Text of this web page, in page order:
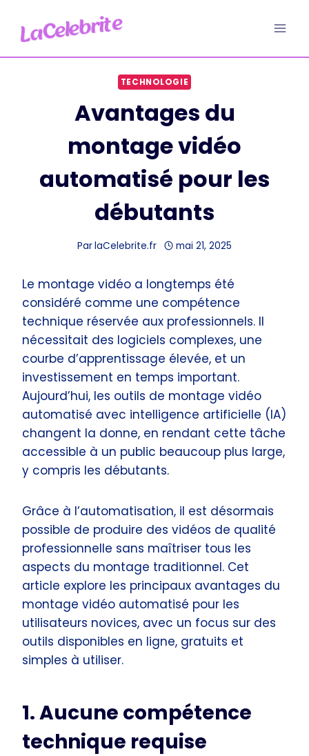
contenu
TECHNOLOGIE
Avantages du
montage vidéo
automatisé pour les
débutants
ParlaCelebrite.fr mai 21, 2025
Le montage vidéo a longtemps été
considéré comme une compétence
technique réservée aux professionnels. Il
nécessitait des logiciels complexes, une
courbe d’apprentissage élevée, et un
investissement en temps important.
Aujourd’hui, les outils de montage vidéo
automatisé avec intelligence artificielle (IA)
changent la donne, en rendant cette tâche
accessible à un public beaucoup plus large,
y compris les débutants.
Grâce à l’automatisation, il est désormais
possible de produire des vidéos de qualité
professionnelle sans maîtriser tous les
aspects du montage traditionnel. Cet
article explore les principaux avantages du
montage vidéo automatisé pour les
utilisateurs novices, avec un focus sur des
outils disponibles en ligne, gratuits et
simples à utiliser.
1. Aucune compétence
technique requise